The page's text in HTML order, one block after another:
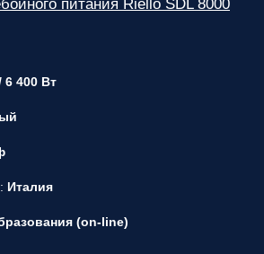
питания Riello SDL 8000
6 400 Вт
Италия
(on-line)